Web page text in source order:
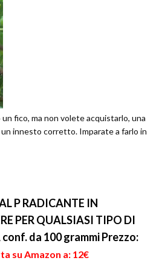
fico, ma non volete acquistarlo, una
innesto corretto. Imparate a farlo in
P RADICANTE IN
PER QUALSIASI TIPO DI
conf. da 100 grammiPrezzo:
su Amazon a: 12€